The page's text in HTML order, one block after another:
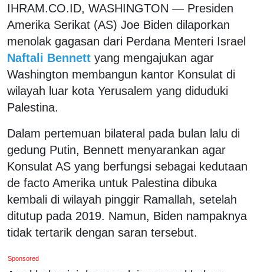
IHRAM.CO.ID, WASHINGTON — Presiden
Amerika Serikat (AS) Joe Biden dilaporkan
menolak gagasan dari Perdana Menteri Israel
Naftali Bennett yang mengajukan agar
Washington membangun kantor Konsulat di
wilayah luar kota Yerusalem yang diduduki
Palestina.
Dalam pertemuan bilateral pada bulan lalu di
gedung Putin, Bennett menyarankan agar
Konsulat AS yang berfungsi sebagai kedutaan
de facto Amerika untuk Palestina dibuka
kembali di wilayah pinggir Ramallah, setelah
ditutup pada 2019. Namun, Biden nampaknya
tidak tertarik dengan saran tersebut.
Sponsored